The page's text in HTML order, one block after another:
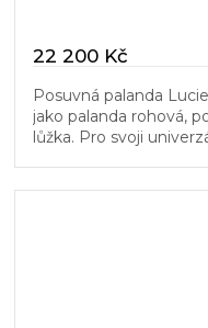
22 200 Kč
Posuvná palanda
jako palanda rohová,
lůžka. Pro svoji